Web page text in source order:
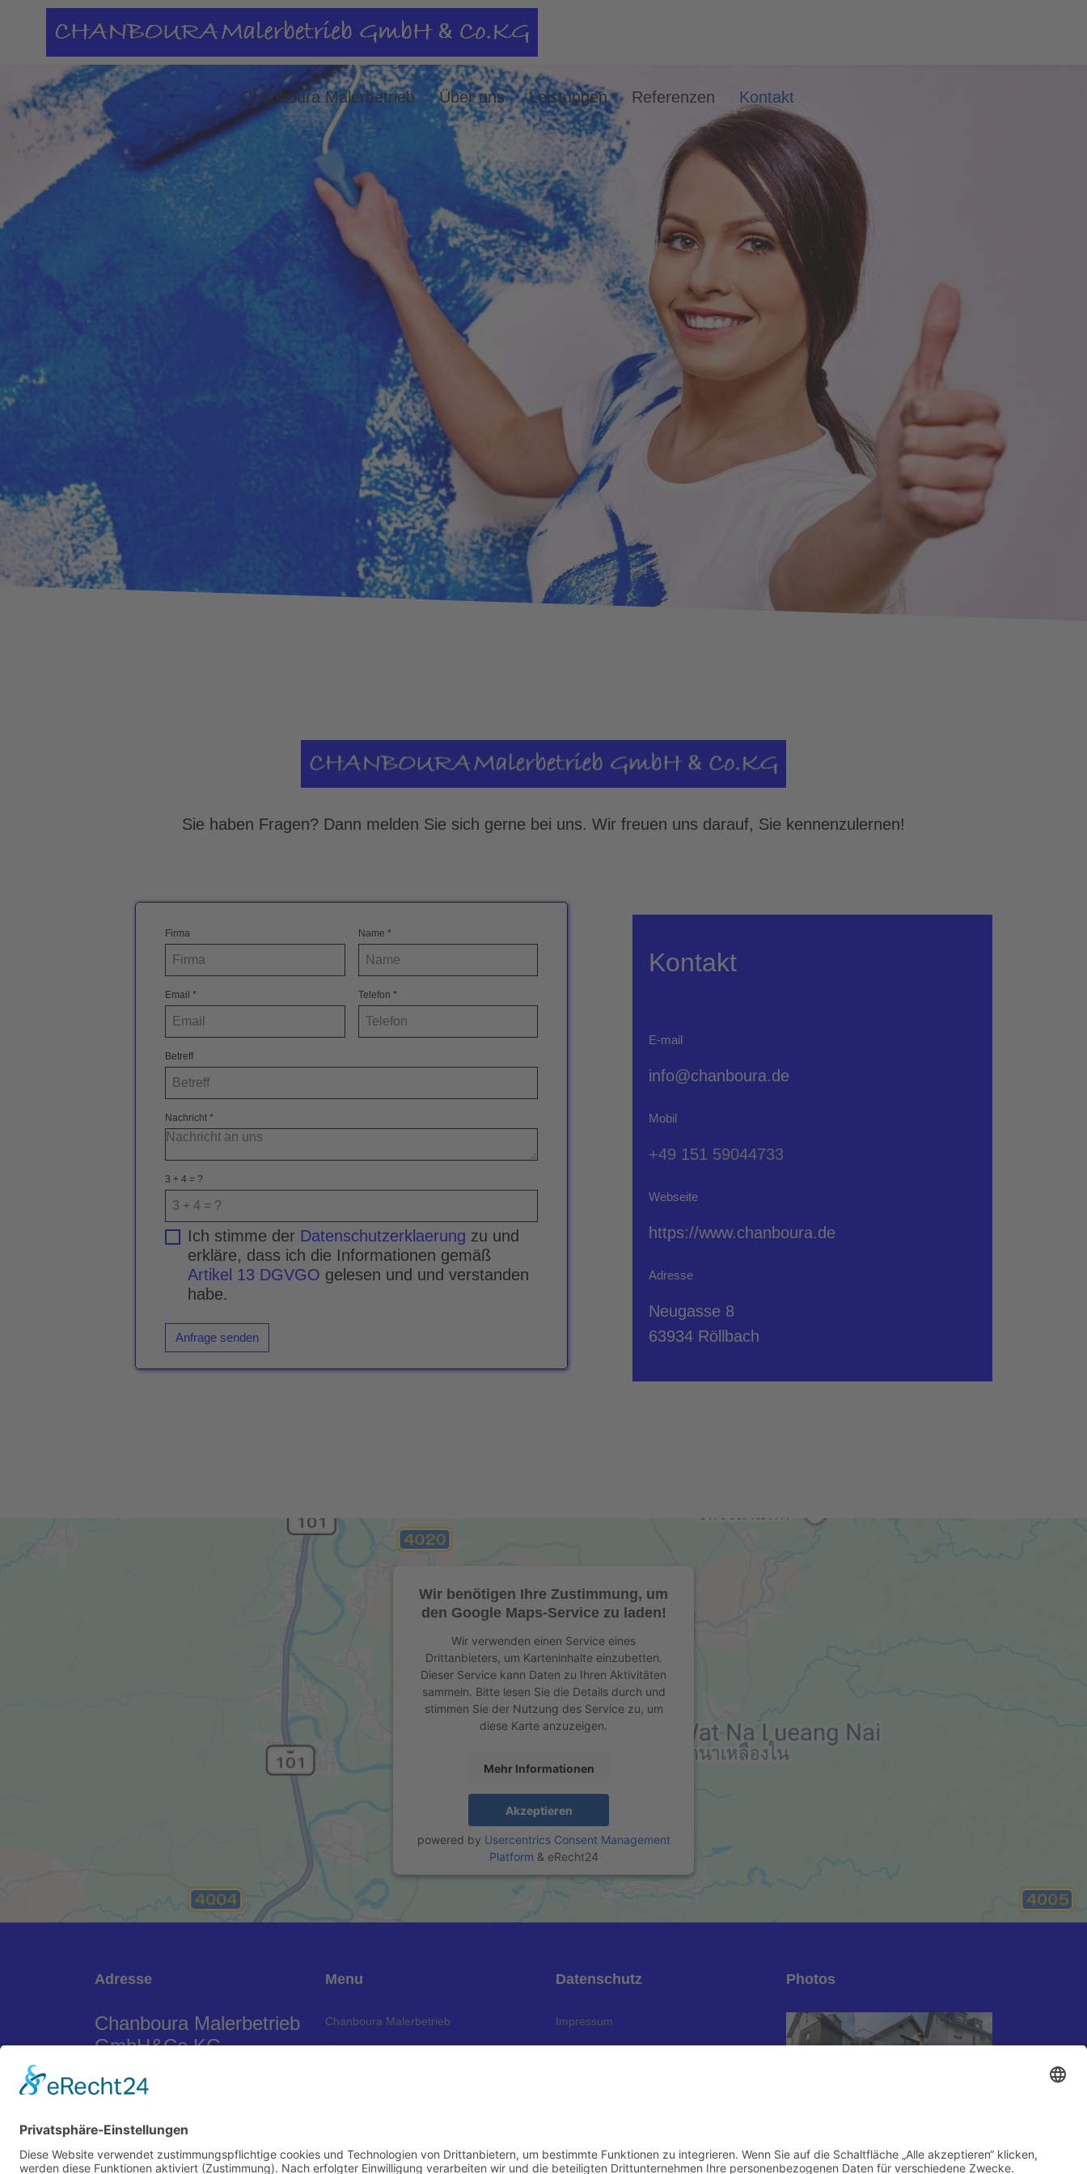
Chanboura Malerbetrieb Über uns Leistungen Referenzen Kontakt
Sie haben Fragen? Dann melden Sie sich gerne bei uns. Wir freuen uns darauf, Sie kennenzulernen!
Firma Name *
Email * Telefon *
Betreff
Nachricht *
3 + 4 = ?
Ich stimme der Datenschutzerklaerung zu und
erkläre, dass ich die Informationen gemäß
Artikel 13 DGVGO gelesen und und verstanden
habe.
Anfrage senden
Kontakt
E-mail
info@chanboura.de
Mobil
+49 151 59044733
Webseite
https://www.chanboura.de
Adresse
Neugasse 8
63934 Röllbach
Wir benötigen Ihre Zustimmung, um
den Google Maps-Service zu laden!
Wir verwenden einen Service eines
Drittanbieters, um Karteninhalte einzubetten.
Dieser Service kann Daten zu Ihren Aktivitäten
sammeln. Bitte lesen Sie die Details durch und
stimmen Sie der Nutzung des Service zu, um
diese Karte anzuzeigen.
Mehr Informationen
Akzeptieren
powered by Usercentrics Consent Management
Platform & eRecht24
Adresse
Chanboura Malerbetrieb
GmbH&Co.KG
63934 Röllbach
Menu
Chanboura Malerbetrieb
Datenschutz
Impressum
Photos